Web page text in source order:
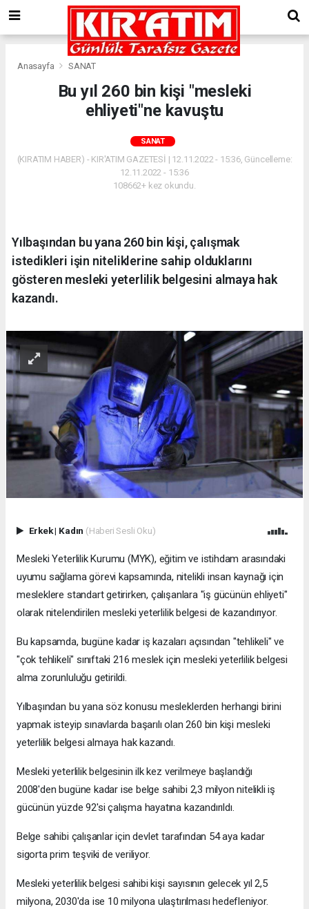
Anasayfa SANAT
Bu yıl 260 bin kişi "mesleki
ehliyeti"ne kavuştu
SANAT
(KIRATIM HABER) - KIR'ATIM GAZETESİ | 12.11.2022 - 15:36, Güncelleme:
12.11.2022 - 15:36
108662+ kez okundu.
Yılbaşından bu yana 260 bin kişi, çalışmak
istedikleri işin niteliklerine sahip olduklarını
gösteren mesleki yeterlilik belgesini almaya hak
kazandı.
Erkek| Kadın (Haberi Sesli Oku)
Mesleki Yeterlilik Kurumu (MYK), eğitim ve istihdam arasındaki
uyumu sağlama görevi kapsamında, nitelikli insan kaynağı için
mesleklere standart getirirken, çalışanlara "iş gücünün ehliyeti"
olarak nitelendirilen mesleki yeterlilik belgesi de kazandırıyor.
Bu kapsamda, bugüne kadar iş kazaları açısından "tehlikeli" ve
"çok tehlikeli" sınıftaki 216 meslek için mesleki yeterlilik belgesi
alma zorunluluğu getirildi.
Yılbaşından bu yana söz konusu mesleklerden herhangi birini
yapmak isteyip sınavlarda başarılı olan 260 bin kişi mesleki
yeterlilik belgesi almaya hak kazandı.
Mesleki yeterlilik belgesinin ilk kez verilmeye başlandığı
2008'den bugüne kadar ise belge sahibi 2,3 milyon nitelikli iş
gücünün yüzde 92'si çalışma hayatına kazandırıldı.
Belge sahibi çalışanlar için devlet tarafından 54 aya kadar
sigorta prim teşviki de veriliyor.
Mesleki yeterlilik belgesi sahibi kişi sayısının gelecek yıl 2,5
milyona, 2030'da ise 10 milyona ulaştırılması hedefleniyor.